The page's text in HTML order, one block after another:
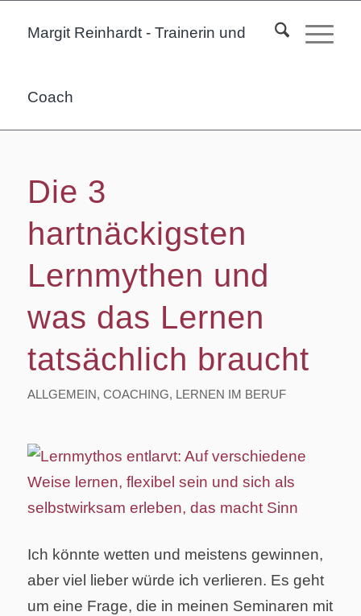
Margit Reinhardt - Trainerin und
Coach
Die 3
hartnäckigsten
Lernmythen und
was das Lernen
tatsächlich braucht
ALLGEMEIN, COACHING, LERNEN IM BERUF
Ich könnte wetten und meistens gewinnen,
aber viel lieber würde ich verlieren. Es geht
um eine Frage, die in meinen Seminaren mit